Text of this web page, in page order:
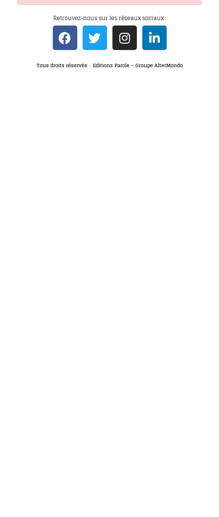
Retrouvez-nous sur les réseaux sociaux :
Tous droits réservés : Editions Parole – Groupe AlterMondo